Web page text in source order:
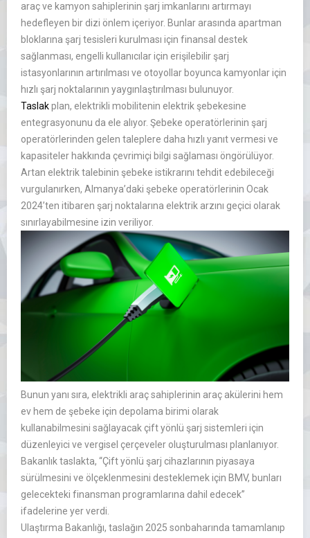
araç ve kamyon sahiplerinin şarj imkanlarını artırmayı
hedefleyen bir dizi önlem içeriyor. Bunlar arasında apartman
bloklarına şarj tesisleri kurulması için finansal destek
sağlanması, engelli kullanıcılar için erişilebilir şarj
istasyonlarının artırılması ve otoyollar boyunca kamyonlar için
hızlı şarj noktalarının yaygınlaştırılması bulunuyor.
Taslakplan, elektrikli mobilitenin elektrik şebekesine
entegrasyonunu da ele alıyor. Şebeke operatörlerinin şarj
operatörlerinden gelen taleplere daha hızlı yanıt vermesi ve
kapasiteler hakkında çevrimiçi bilgi sağlaması öngörülüyor.
Artan elektrik talebinin şebeke istikrarını tehdit edebileceği
vurgulanırken, Almanya’daki şebeke operatörlerinin Ocak
2024’ten itibaren şarj noktalarına elektrik arzını geçici olarak
sınırlayabilmesine izin veriliyor.
Bunun yanı sıra, elektrikli araç sahiplerinin araç akülerini hem
ev hem de şebeke için depolama birimi olarak
kullanabilmesini sağlayacak çift yönlü şarj sistemleri için
düzenleyici ve vergisel çerçeveler oluşturulması planlanıyor.
Bakanlık taslakta, “Çift yönlü şarj cihazlarının piyasaya
sürülmesini ve ölçeklenmesini desteklemek için BMV, bunları
gelecekteki finansman programlarına dahil edecek”
ifadelerine yer verdi.
Ulaştırma Bakanlığı, taslağın 2025 sonbaharında tamamlanıp